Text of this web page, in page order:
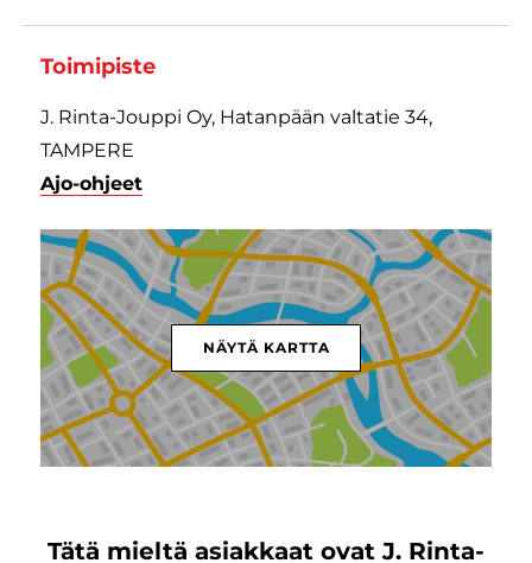
Toimipiste
J. Rinta-Jouppi Oy, Hatanpään valtatie 34,
TAMPERE
Ajo-ohjeet
NÄYTÄ KARTTA
Tätä mieltä asiakkaat ovat J. Rinta-